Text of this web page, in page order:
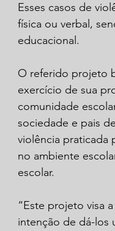
Esses casos de
física ou verbal,
educacional.
O referido projeto
exercício de sua
comunidade
sociedade e pais
violência praticada
no ambiente
escolar.
“Este projeto visa
intenção de dá-los